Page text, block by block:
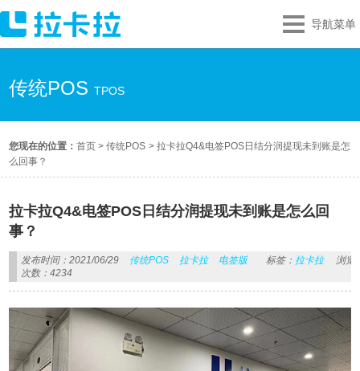
导航菜单
传统POSTPOS
您现在的位置：首页 >传统POS >拉卡拉Q4&电签POS日结分润提现未到账是怎
么回事？
拉卡拉Q4&电签POS日结分润提现未到账是怎么回
事？
发布时间：2021/06/29 传统POS 拉卡拉 电签版 标签： 拉卡拉
浏览
次数：4234